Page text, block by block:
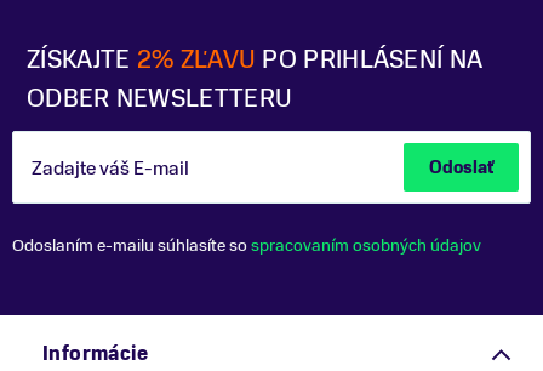
ZÍSKAJTE 2% ZĽAVU PO PRIHLÁSENÍ NA
ODBER NEWSLETTERU
Zadajte váš E-mail Odoslať
Odoslaním e-mailu súhlasíte sospracovaním osobných údajov
Informácie